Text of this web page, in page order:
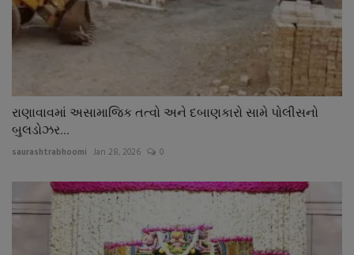
રાણાવાવમાં અસામાજિક તત્વો અને દબાણકારો સામે પોલીસનો
બુલડોઝર...
saurashtrabhoomi Jan 28, 2026 0